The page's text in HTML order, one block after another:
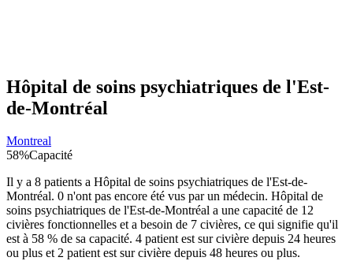
Hôpital de soins psychiatriques de l'Est-
de-Montréal
Montreal
58%Capacité
Il y a 8 patients a Hôpital de soins psychiatriques de l'Est-de-
Montréal. 0 n'ont pas encore été vus par un médecin. Hôpital de
soins psychiatriques de l'Est-de-Montréal a une capacité de 12
civières fonctionnelles et a besoin de 7 civières, ce qui signifie qu'il
est à 58 % de sa capacité. 4 patient est sur civière depuis 24 heures
ou plus et2 patient est sur civière depuis 48 heures ou plus.